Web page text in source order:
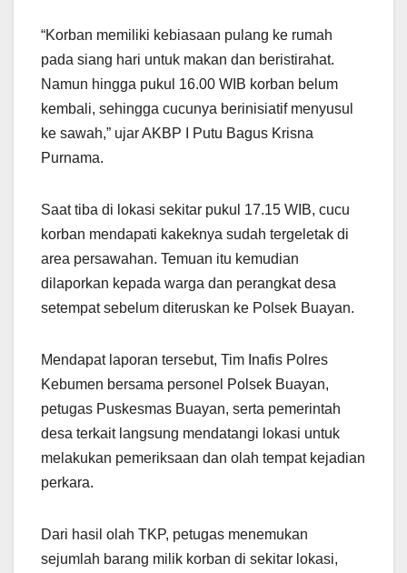
“Korban memiliki kebiasaan pulang ke rumah
pada siang hari untuk makan dan beristirahat.
Namun hingga pukul 16.00 WIB korban belum
kembali, sehingga cucunya berinisiatif menyusul
ke sawah,” ujar AKBP I Putu Bagus Krisna
Purnama.
Saat tiba di lokasi sekitar pukul 17.15 WIB, cucu
korban mendapati kakeknya sudah tergeletak di
area persawahan. Temuan itu kemudian
dilaporkan kepada warga dan perangkat desa
setempat sebelum diteruskan ke Polsek Buayan.
Mendapat laporan tersebut, Tim Inafis Polres
Kebumen bersama personel Polsek Buayan,
petugas Puskesmas Buayan, serta pemerintah
desa terkait langsung mendatangi lokasi untuk
melakukan pemeriksaan dan olah tempat kejadian
perkara.
Dari hasil olah TKP, petugas menemukan
sejumlah barang milik korban di sekitar lokasi,